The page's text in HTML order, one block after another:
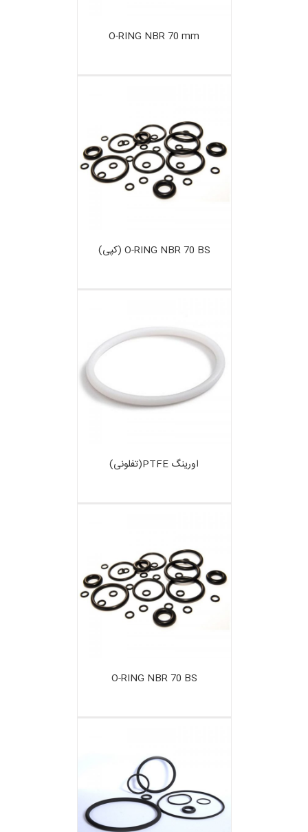
O-RING NBR 70 mm
O-RING NBR 70 BS (کپی)
اورینگ PTFE(تفلونی)
O-RING NBR 70 BS